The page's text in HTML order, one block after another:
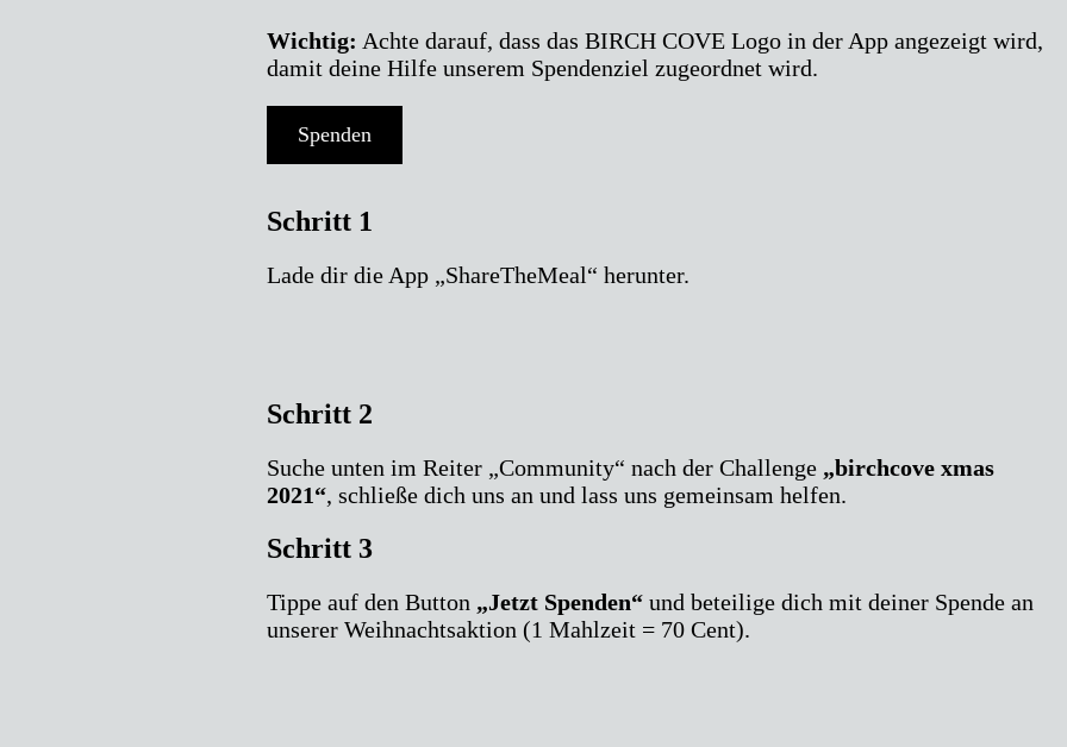
Wichtig: Achte darauf, dass das BIRCH COVE Logo in der App angezeigt wird,
damit deine Hilfe unserem Spendenziel zugeordnet wird.
Spenden
Schritt 1
Lade dir die App „ShareTheMeal“ herunter.
Schritt 2
Suche unten im Reiter „Community“ nach der Challenge „birchcove xmas
2021“, schließe dich uns an und lass uns gemeinsam helfen.
Schritt 3
Tippe auf den Button „Jetzt Spenden“ und beteilige dich mit deiner Spende an
unserer Weihnachtsaktion (1 Mahlzeit = 70 Cent).